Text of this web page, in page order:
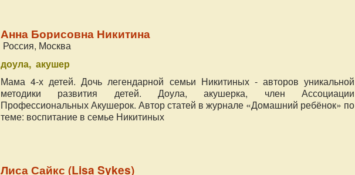
Анна Борисовна Никитина
Россия, Москва
доула акушер
Мама 4-х детей. Дочь легендарной семьи Никитиных - авторов уникальной
методики развития детей. Доула, акушерка, член Ассоциации
Профессиональных Акушерок. Автор статей в журнале «Домашний ребёнок» по
теме: воспитание в семье Никитиных
Лиса Сайкс (Lisa Sykes)